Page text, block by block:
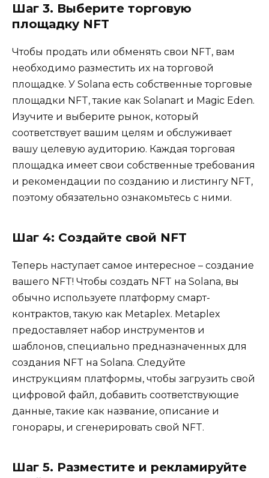
Шаг 3. Выберите торговую
площадку NFT
Чтобы продать или обменять свои NFT, вам
необходимо разместить их на торговой
площадке. У Solana есть собственные торговые
площадки NFT, такие как Solanart и Magic Eden.
Изучите и выберите рынок, который
соответствует вашим целям и обслуживает
вашу целевую аудиторию. Каждая торговая
площадка имеет свои собственные требования
и рекомендации по созданию и листингу NFT,
поэтому обязательно ознакомьтесь с ними.
Шаг 4: Создайте свой NFT
Теперь наступает самое интересное – создание
вашего NFT! Чтобы создать NFT на Solana, вы
обычно используете платформу смарт-
контрактов, такую ​​как Metaplex. Metaplex
предоставляет набор инструментов и
шаблонов, специально предназначенных для
создания NFT на Solana. Следуйте
инструкциям платформы, чтобы загрузить свой
цифровой файл, добавить соответствующие
данные, такие как название, описание и
гонорары, и сгенерировать свой NFT.
Шаг 5. Разместите и рекламируйте